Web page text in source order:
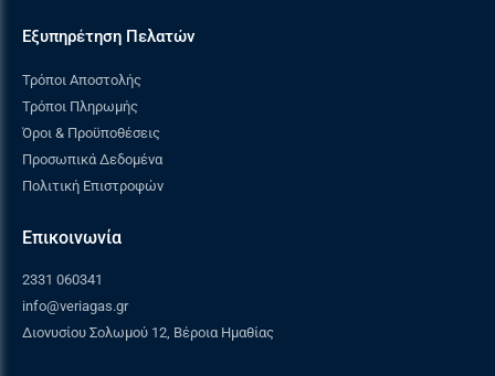
Εξυπηρέτηση Πελατών
Τρόποι Αποστολής
Τρόποι Πληρωμής
Όροι & Προϋποθέσεις
Προσωπικά Δεδομένα
Πολιτική Επιστροφών
Επικοινωνία
2331 060341
info@veriagas.gr
Διονυσίου Σολωμού 12, Βέροια Ημαθίας